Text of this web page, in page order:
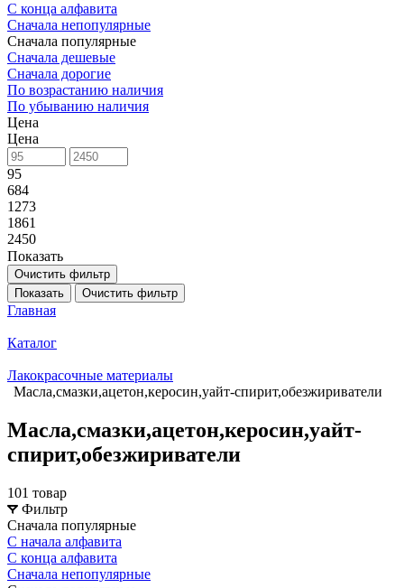
С конца алфавита
Сначала непопулярные
Сначала популярные
Сначала дешевые
Сначала дорогие
По возрастанию наличия
По убыванию наличия
Цена
Цена
95
684
1273
1861
2450
Показать
Очистить фильтр
Показать
Очистить фильтр
Главная
Каталог
Лакокрасочные материалы
Масла,смазки,ацетон,керосин,уайт-спирит,обезжириватели
Масла,смазки,ацетон,керосин,уайт-
спирит,обезжириватели
101 товар
Фильтр
Сначала популярные
С начала алфавита
С конца алфавита
Сначала непопулярные